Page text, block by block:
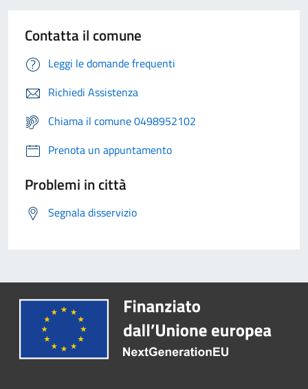
Contatta il comune
Leggi le domande frequenti
Richiedi Assistenza
Chiama il comune 0498952102
Prenota un appuntamento
Problemi in città
Segnala disservizio